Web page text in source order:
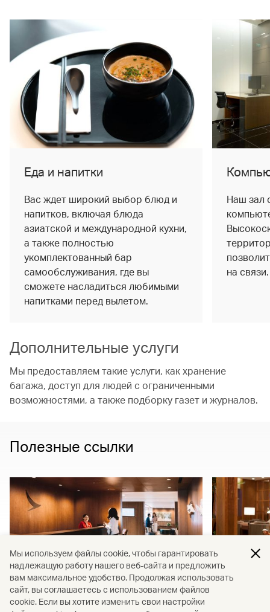
Еда и напитки
Вас ждет широкий выбор блюд и
напитков, включая блюда
азиатской и международной кухни,
а также полностью
укомплектованный бар
самообслуживания, где вы
сможете насладиться любимыми
напитками перед вылетом.
Наш зал
на связи.
Дополнительные услуги
Мы предоставляем такие услуги, как хранение
багажа, доступ для людей с ограниченными
возможностями, а также подборку газет и журналов.
Полезные ссылки
Воспользуйтесь доступом в
Мы используем файлы cookie, чтобы гарантировать
надлежащую работу нашего веб-сайта и предложить
вам максимальное удобство. Продолжая использовать
сайт, вы соглашаетесь с использованием файлов
cookie. Если вы хотите изменить свои настройки